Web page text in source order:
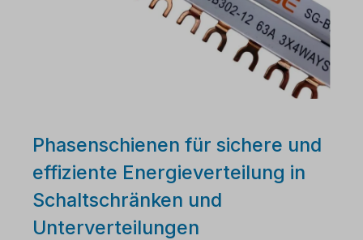
Phasenschienen für sichere und
effiziente Energieverteilung in
Schaltschränken und
Unterverteilungen